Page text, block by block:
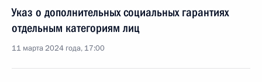
Указ о дополнительных социальных гарантиях
отдельным категориям лиц
11 марта 2024 года, 17:00